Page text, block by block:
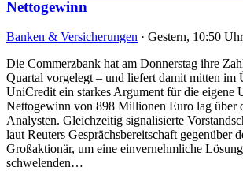
Nettogewinn
Banken & Versicherungen · Gestern, 10:50 Uhr
Die Commerzbank hat am Donnerstag ihre
Quartal vorgelegt – und liefert damit mitten im
UniCredit ein starkes Argument für die eigene
Nettogewinn von 898 Millionen Euro lag über
Analysten. Gleichzeitig signalisierte
laut Reuters Gesprächsbereitschaft gegenüber
Großaktionär, um eine einvernehmliche
schwelenden…